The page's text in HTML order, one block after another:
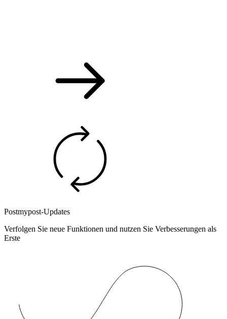
Postmypost-Updates
Verfolgen Sie neue Funktionen und nutzen Sie Verbesserungen als
Erste